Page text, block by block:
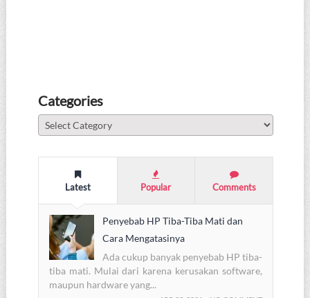
Categories
Categories
Latest Popular Comments
Penyebab HP Tiba-Tiba Mati dan
Cara Mengatasinya
Ada cukup banyak penyebab HP tiba-
tiba mati. Mulai dari karena kerusakan software,
maupun hardware yang...